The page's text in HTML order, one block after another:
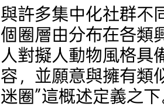
與許多集中化社群不
個圈層由分布在各類
人對擬人動物風格具
容，並願意與擁有類
迷圈”這概述定義之